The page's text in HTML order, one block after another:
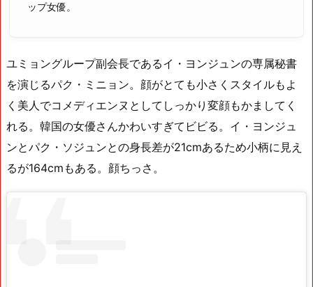
ップ女優。
ユミョングループ副会長であるイ・ヨンジュンの専属秘書
を演じるパク・ミニョン。顔がとても小さくスタイルもよ
く美人でコメディエンヌとしてしっかり変顔もかましてく
れる。韓国の女優さんかわいすぎてビビる。イ・ヨンジュ
ンとパク・ソジュンとの身長差が21cmあるため小柄に見え
るが164cmもある。顔ちっさ。